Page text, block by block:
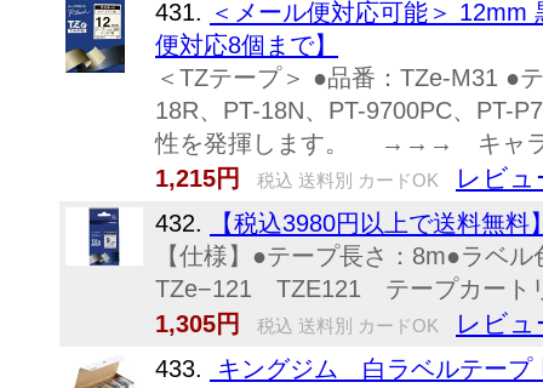
431. ＜メール便対応可能＞
便対応8個まで】
＜TZテープ＞ ●品番：TZe-M31 ●
18R、PT-18N、PT-9700PC、PT-
性を発揮します。 →→→ キャラ
1,215円
税込 送料別 カードOK レビュ
432.
【税込3980円以上で送料無
【仕様】●テープ長さ：8m●ラ
TZe−121 TZE121 テープカー
1,305円
税込 送料別 カードOK レビュ
433.
キングジム 白ラベルテープ